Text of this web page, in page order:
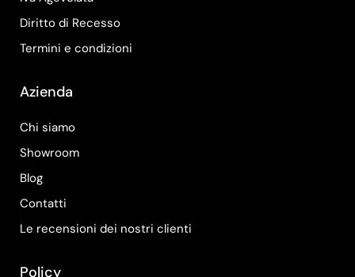
Diritto di Recesso
Termini e condizioni
Azienda
Chi siamo
Showroom
Blog
Contatti
Le recensioni dei nostri clienti
Policy